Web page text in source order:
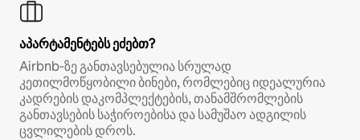
აპარტამენტებს ეძებთ?
Airbnb‑ზე განთავსებულია სრულად
კეთილმოწყობილი ბინები, რომლებიც იდეალურია
კადრების დაკომპლექტების, თანამშრომლების
განთავსების საჭიროებისა და სამუშაო ადგილის
ცვლილების დროს.